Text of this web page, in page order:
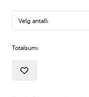
Velg antall:
Totalsum: